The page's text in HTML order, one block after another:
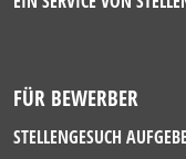
FÜR BEWERBER
STELLENGESUCH